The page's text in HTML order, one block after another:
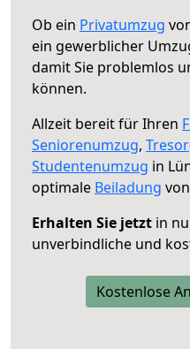
Ob ein Privatumzug
ein gewerblicher
damit Sie problemlos
können.
Allzeit bereit für Ihren
Seniorenumzug, Tresor
Studentenumzug in
optimale Beiladung
Erhalten Sie jetzt in
unverbindliche und
Kostenlose